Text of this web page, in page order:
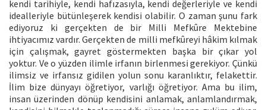
kendi tarihiyle, kendi hafızasıyla, kendi değerleriyle ve kendi
idealleriyle bütünleşerek kendisi olabilir. O zaman şunu fark
ediyoruz ki gerçekten de bir Milli Mefkûre Mektebine
ihtiyacımız vardır. Gerçekten de milli mefkûreyi hâkim kılmak
için çalışmak, gayret göstermekten başka bir çıkar yol
yoktur. Ve o yüzden ilimle irfanın birlenmesi gerekiyor. Çünkü
ilimsiz ve irfansız gidilen yolun sonu karanlıktır, felakettir.
İlim bize dünyayı öğretiyor, varlığı öğretiyor. Ama bu ilim,
insan üzerinden dönüp kendisini anlamak, anlamlandırmak,